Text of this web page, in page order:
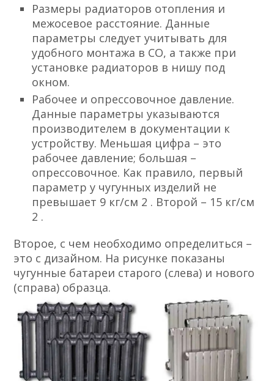
Размеры радиаторов отопления и
межосевое расстояние. Данные
параметры следует учитывать для
удобного монтажа в СО, а также при
установке радиаторов в нишу под
окном.
Рабочее и опрессовочное давление.
Данные параметры указываются
производителем в документации к
устройству. Меньшая цифра – это
рабочее давление; большая –
опрессовочное. Как правило, первый
параметр у чугунных изделий не
превышает 9 кг/см 2 . Второй – 15 кг/см
2 .
Второе, с чем необходимо определиться –
это с дизайном. На рисунке показаны
чугунные батареи старого (слева) и нового
(справа) образца.